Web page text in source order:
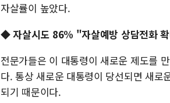
자살률이 높았다.
◆ 자살시도 86% "자살예방 상담전화
전문가들은 이 대통령이 새로운 제도를
다. 통상 새로운 대통령이 당선되면 새로
되기 때문이다.